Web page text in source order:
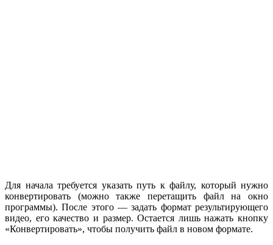
Для начала требуется указать путь к файлу, который нужно
конвертировать (можно также перетащить файл на окно
программы). После этого — задать формат результирующего
видео, его качество и размер. Остается лишь нажать кнопку
«Конвертировать», чтобы получить файл в новом формате.